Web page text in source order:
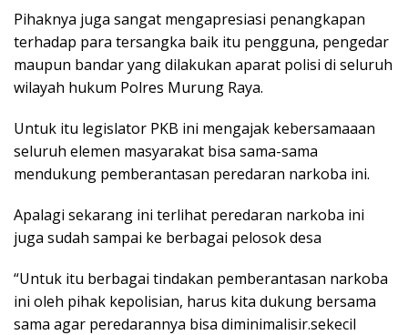
Pihaknya juga sangat mengapresiasi penangkapan
terhadap para tersangka baik itu pengguna, pengedar
maupun bandar yang dilakukan aparat polisi di seluruh
wilayah hukum Polres Murung Raya.
Untuk itu legislator PKB ini mengajak kebersamaaan
seluruh elemen masyarakat bisa sama-sama
mendukung pemberantasan peredaran narkoba ini.
Apalagi sekarang ini terlihat peredaran narkoba ini
juga sudah sampai ke berbagai pelosok desa
“Untuk itu berbagai tindakan pemberantasan narkoba
ini oleh pihak kepolisian, harus kita dukung bersama
sama agar peredarannya bisa diminimalisir.sekecil